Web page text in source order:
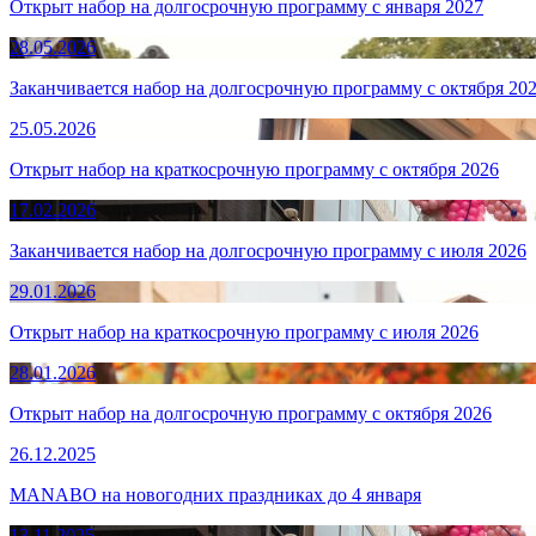
Открыт набор на долгосрочную программу с января 2027
28.05.2026
Заканчивается набор на долгосрочную программу с октября
25.05.2026
Открыт набор на краткосрочную программу c октября 2026
17.02.2026
Заканчивается набор на долгосрочную программу с июля 2026
29.01.2026
Открыт набор на краткосрочную программу c июля 2026
28.01.2026
Открыт набор на долгосрочную программу с октября 2026
26.12.2025
MANABO на новогодних праздниках до 4 января